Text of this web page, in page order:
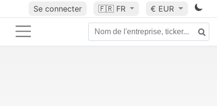
Se connecter 🇫🇷 FR € EUR